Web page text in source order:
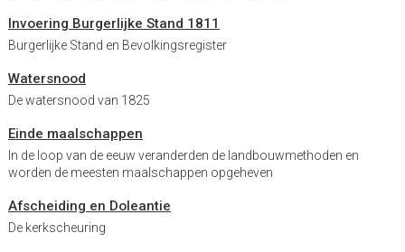
Invoering Burgerlijke Stand 1811
Burgerlijke Stand en Bevolkingsregister
Watersnood
De watersnood van 1825
Einde maalschappen
In de loop van de eeuw veranderden de landbouwmethoden en
worden de meesten maalschappen opgeheven
Afscheiding en Doleantie
De kerkscheuring